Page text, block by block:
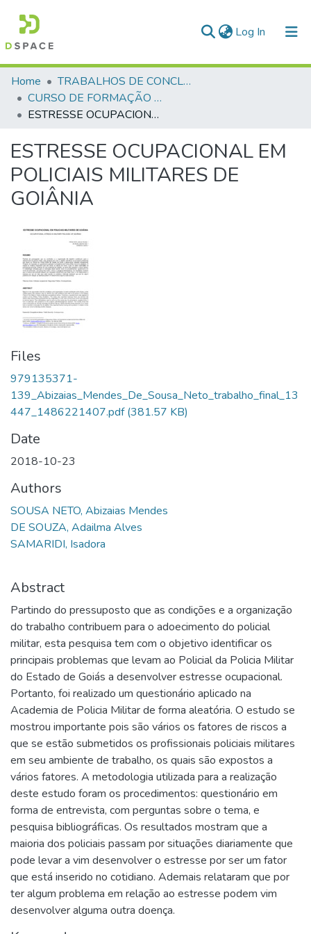
Log In (current)
Communities & Collections
All of DSpace
Home
TRABALHOS DE CONCLUSÃO DE CURSO - CFP (CURSO DE FORMAÇÃO DE PRAÇAS)
CURSO DE FORMAÇÃO DE PRAÇAS - CFP - 2018
ESTRESSE OCUPACIONAL EM POLICIAIS MILITARES DE GOIÂNIA
ESTRESSE OCUPACIONAL EM
POLICIAIS MILITARES DE
GOIÂNIA
Files
979135371-
139_Abizaias_Mendes_De_Sousa_Neto_trabalho_final_13
447_1486221407.pdf(381.57 KB)
Date
2018-10-23
Authors
SOUSA NETO, Abizaias Mendes
DE SOUZA, Adailma Alves
SAMARIDI, Isadora
Abstract
Partindo do pressuposto que as condições e a organização
do trabalho contribuem para o adoecimento do policial
militar, esta pesquisa tem com o objetivo identificar os
principais problemas que levam ao Policial da Policia Militar
do Estado de Goiás a desenvolver estresse ocupacional.
Portanto, foi realizado um questionário aplicado na
Academia de Policia Militar de forma aleatória. O estudo se
mostrou importante pois são vários os fatores de riscos a
que se estão submetidos os profissionais policiais militares
em seu ambiente de trabalho, os quais são expostos a
vários fatores. A metodologia utilizada para a realização
deste estudo foram os procedimentos: questionário em
forma de entrevista, com perguntas sobre o tema, e
pesquisa bibliográficas. Os resultados mostram que a
maioria dos policiais passam por situações diariamente que
pode levar a vim desenvolver o estresse por ser um fator
que está inserido no cotidiano. Ademais relataram que por
ter algum problema em relação ao estresse podem vim
desenvolver alguma outra doença.